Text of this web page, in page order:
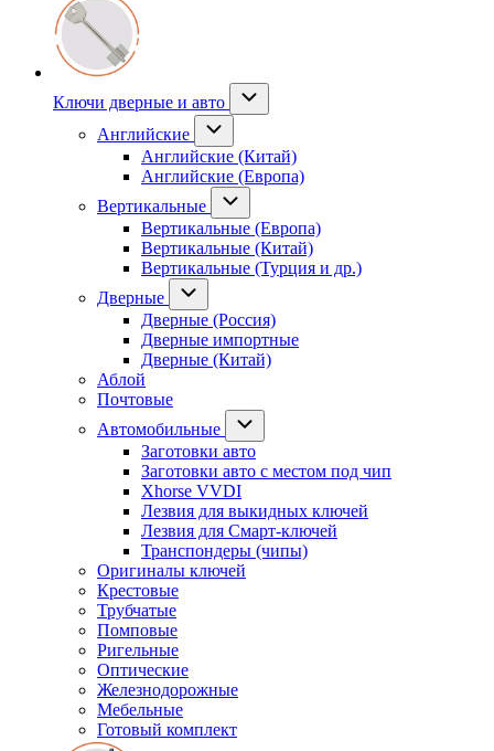
Ключи дверные и авто
Английские
Английские (Китай)
Английские (Европа)
Вертикальные
Вертикальные (Европа)
Вертикальные (Китай)
Вертикальные (Турция и др.)
Дверные
Дверные (Россия)
Дверные импортные
Дверные (Китай)
Аблой
Почтовые
Автомобильные
Заготовки авто
Заготовки авто с местом под чип
Xhorse VVDI
Лезвия для выкидных ключей
Лезвия для Смарт-ключей
Транспондеры (чипы)
Оригиналы ключей
Крестовые
Трубчатые
Помповые
Ригельные
Оптические
Железнодорожные
Мебельные
Готовый комплект